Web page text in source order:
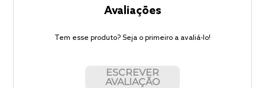
Avaliações
Tem esse produto? Seja o primeiro a avaliá-lo!
ESCREVER
AVALIAÇÃO